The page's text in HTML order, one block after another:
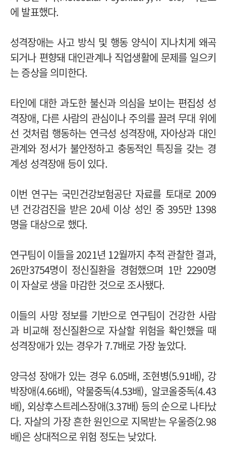
에 발표했다.
성격장애는 사고 방식 및 행동 양식이 지나치게 왜곡
되거나 편향돼 대인관계나 직업생활에 문제를 일으키
는 증상을 의미한다.
타인에 대한 과도한 불신과 의심을 보이는 편집성 성
격장애, 다른 사람의 관심이나 주의를 끌려 무대 위에
선 것처럼 행동하는 연극성 성격장애, 자아상과 대인
관계와 정서가 불안정하고 충동적인 특징을 갖는 경
계성 성격장애 등이 있다.
이번 연구는 국민건강보험공단 자료를 토대로 2009
년 건강검진을 받은 20세 이상 성인 중 395만 1398
명을 대상으로 했다.
연구팀이 이들을 2021년 12월까지 추적 관찰한 결과,
26만3754명이 정신질환을 경험했으며 1만 2290명
이 자살로 생을 마감한 것으로 조사됐다.
이들의 사망 정보를 기반으로 연구팀이 건강한 사람
과 비교해 정신질환으로 자살할 위험을 확인했을 때
성격장애가 있는 경우가 7.7배로 가장 높았다.
양극성 장애가 있는 경우 6.05배, 조현병(5.91배), 강
박장애(4.66배), 약물중독(4.53배), 알코올중독(4.43
배), 외상후스트레스장애(3.37배) 등의 순으로 나타났
다. 자살의 가장 흔한 원인으로 지목받는 우울증(2.98
배)은 상대적으로 위험 정도는 낮았다.